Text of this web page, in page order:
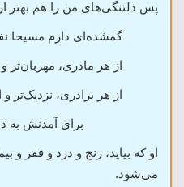
پس دلتنگی‌های من را هم بهتر
گمشده‌ای دارم مسیحا
از هر مادری، مهربان‌‌تر
از هر برادری، نزدیک‌‌تر
برای آمدنش به
او که بیاید، رنج و درد و فقر و
می‌شود.